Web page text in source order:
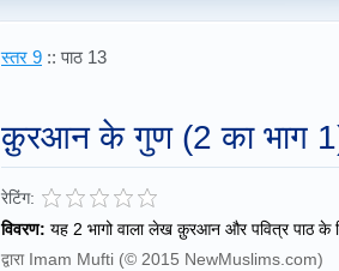
स्तर 9 :: पाठ 13
क़ुरआन के गुण (2 का भाग
रेटिंग:
विवरण: यह 2 भागो वाला लेख क़ुरआन और पवित्र पाठ के
द्वारा Imam Mufti (© 2015 NewMuslims.com)